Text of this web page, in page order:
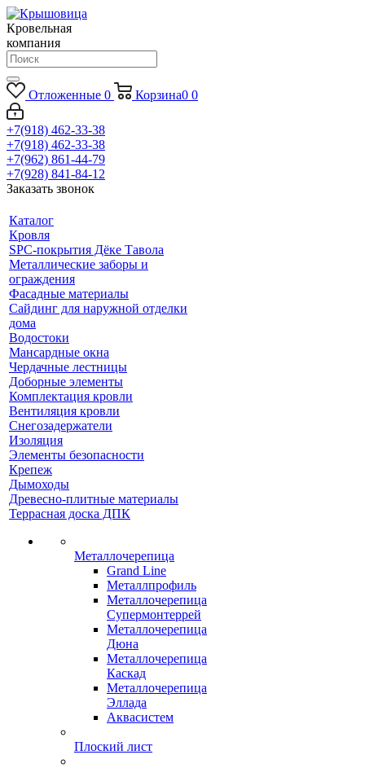
Кровельная
компания
Отложенные 0 Корзина0 0
+7(918) 462-33-38
+7(918) 462-33-38
+7(962) 861-44-79
+7(928) 841-84-12
Заказать звонок
Каталог
Кровля
SPC-покрытия Дёке Тавола
Металлические заборы и
ограждения
Фасадные материалы
Сайдинг для наружной отделки
дома
Водостоки
Мансардные окна
Чердачные лестницы
Доборные элементы
Комплектация кровли
Вентиляция кровли
Снегозадержатели
Изоляция
Элементы безопасности
Крепеж
Дымоходы
Древесно-плитные материалы
Террасная доска ДПК
Металлочерепица
Grand Line
Металлпрофиль
Металлочерепица
Супермонтеррей
Металлочерепица
Дюна
Металлочерепица
Каскад
Металлочерепица
Эллада
Аквасистем
Плоский лист